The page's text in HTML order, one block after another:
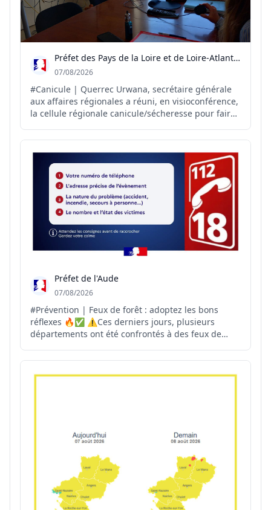
Préfet des Pays de la Loire et de Loire-Atlantique
07/08/2026
#Canicule | Querrec Urwana, secrétaire générale
aux affaires régionales a réuni, en visioconférence,
la cellule régionale canicule/sécheresse pour faire
conséquences des fortes chaleurs et de la
sécheresse sur le territoire. Autour de cette
réunion : rep...
Préfet de l'Aude
07/08/2026
#Prévention | Feux de forêt : adoptez les bons
réflexes 🔥✅ ⚠️Ces derniers jours, plusieurs
départements ont été confrontés à des feux de
permettre une intervention rapide des secours.